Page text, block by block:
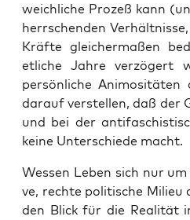
weich­li­che Pro­zeß kann
herr­schen­den
Kräf­te glei­cher­ma­ßen
etli­che Jah­re ver­zö­gert
per­sön­li­che
dar­auf ver­stel­len, daß der
und bei der
kei­ne Unter­schie­de macht.
Wes­sen Leben sich nur
ve, rech­te poli­ti­sche Milieu
den Blick für die Rea­li­tät